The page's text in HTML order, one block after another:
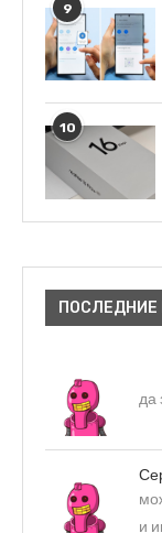
9
10
ПОСЛЕДНИЕ
да
и